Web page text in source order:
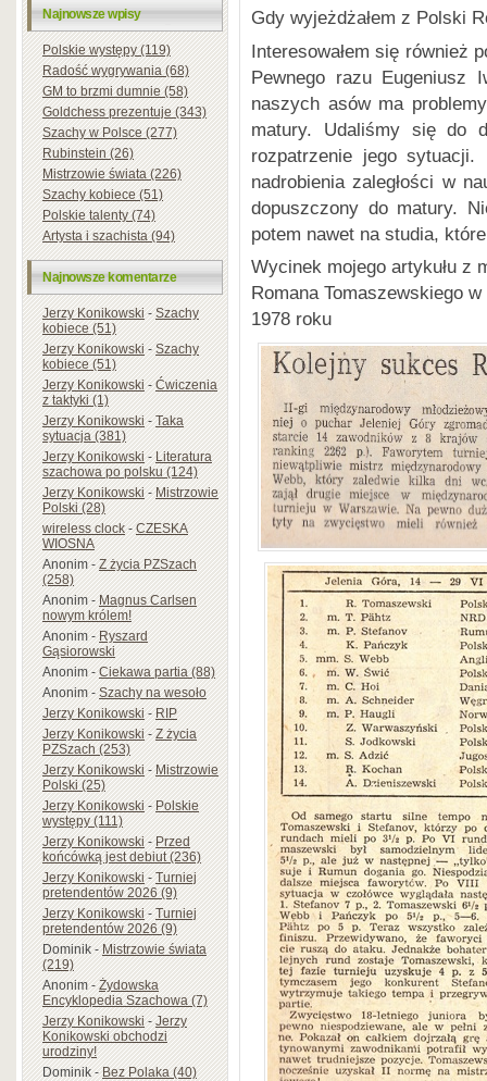
Najnowsze wpisy
Polskie występy (119)
Radość wygrywania (68)
GM to brzmi dumnie (58)
Goldchess prezentuje (343)
Szachy w Polsce (277)
Rubinstein (26)
Mistrzowie świata (226)
Szachy kobiece (51)
Polskie talenty (74)
Artysta i szachista (94)
Najnowsze komentarze
Jerzy Konikowski-Szachy
kobiece (51)
Jerzy Konikowski-Szachy
kobiece (51)
Jerzy Konikowski-Ćwiczenia
z taktyki (1)
Jerzy Konikowski-Taka
sytuacja (381)
Jerzy Konikowski-Literatura
szachowa po polsku (124)
Jerzy Konikowski-Mistrzowie
Polski (28)
wireless clock-CZESKA
WIOSNA
Anonim-Z życia PZSzach
(258)
Anonim-Magnus Carlsen
nowym królem!
Anonim-Ryszard
Gąsiorowski
Anonim-Ciekawa partia (88)
Anonim-Szachy na wesoło
Jerzy Konikowski-RIP
Jerzy Konikowski-Z życia
PZSzach (253)
Jerzy Konikowski-Mistrzowie
Polski (25)
Jerzy Konikowski-Polskie
występy (111)
Jerzy Konikowski-Przed
końcówką jest debiut (236)
Jerzy Konikowski-Turniej
pretendentów 2026 (9)
Jerzy Konikowski-Turniej
pretendentów 2026 (9)
Dominik-Mistrzowie świata
(219)
Anonim-Żydowska
Encyklopedia Szachowa (7)
Jerzy Konikowski-Jerzy
Konikowski obchodzi
urodziny!
Dominik-Bez Polaka (40)
Gdy wyjeżdżałem z Polski
Interesowałem się również
Pewnego razu Eugeniusz
naszych asów ma
matury. Udaliśmy się do
rozpatrzenie jego
nadrobienia zaległości w
dopuszczony do matury.
potem nawet na studia,
Wycinek mojego artykułu z
Romana Tomaszewskiego
1978 roku